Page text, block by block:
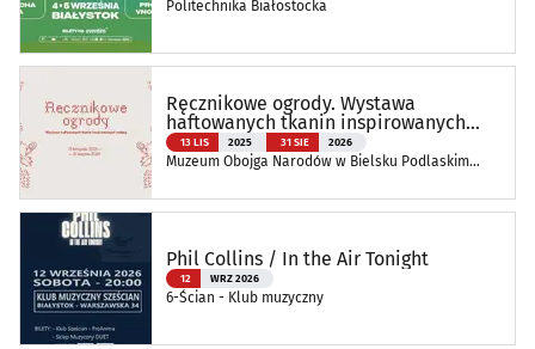
Politechnika Białostocka
Ręcznikowe ogrody. Wystawa
haftowanych tkanin inspirowanych
naturą
13 LIS 2025 31 SIE 2026
Muzeum Obojga Narodów w Bielsku Podlaskim
Phil Collins / In the Air Tonight
12 WRZ 2026
6-Ścian - Klub muzyczny